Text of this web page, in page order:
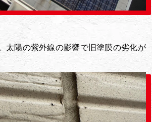
太陽の紫外線の影響で旧塗膜の劣化が